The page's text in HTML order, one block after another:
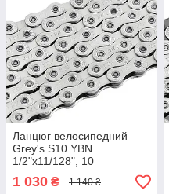
Ланцюг велосипедний
Grey's S10 YBN
1/2"х11/128", 10
швидкостей, 116 ланок,
Silver/Silver із замком
1 030 ₴ 1 140 ₴